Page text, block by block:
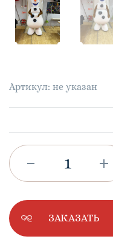
Артикул: не указан
ЗАКАЗАТЬ